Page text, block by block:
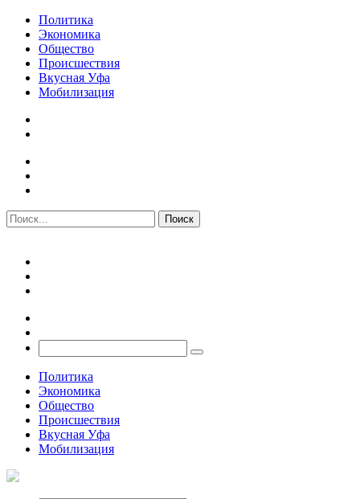
Политика
Экономика
Общество
Происшествия
Вкусная Уфа
Мобилизация
Политика
Экономика
Общество
Происшествия
Вкусная Уфа
Мобилизация